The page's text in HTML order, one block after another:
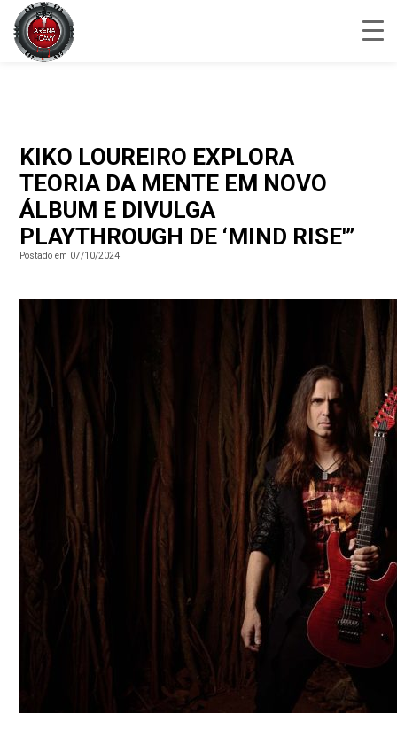
KIKO LOUREIRO EXPLORA
TEORIA DA MENTE EM NOVO
ÁLBUM E DIVULGA
PLAYTHROUGH DE ‘MIND RISE'”
Postado em 07/10/2024